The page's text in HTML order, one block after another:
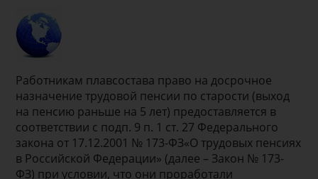
Работникам плавсостава право на досрочное
назначение трудовой пенсии по старости (выход
на пенсию раньше на 5 лет) предоставляется в
соответствии с подп. 9 п. 1 ст. 27 Федерального
закона от 17.12.2001 № 173-ФЗ«О трудовых пенсиях
в Российской Федерации» (далее – Закон № 173-
ФЗ) при условии, что они проработали